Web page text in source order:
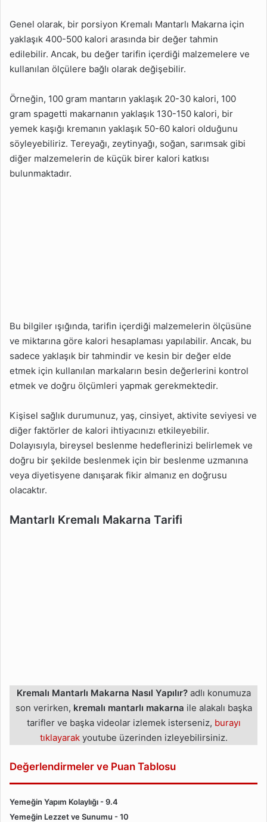
Genel olarak, bir porsiyon Kremalı Mantarlı Makarna için
yaklaşık 400-500 kalori arasında bir değer tahmin
edilebilir. Ancak, bu değer tarifin içerdiği malzemelere ve
kullanılan ölçülere bağlı olarak değişebilir.
Örneğin, 100 gram mantarın yaklaşık 20-30 kalori, 100
gram spagetti makarnanın yaklaşık 130-150 kalori, bir
yemek kaşığı kremanın yaklaşık 50-60 kalori olduğunu
söyleyebiliriz. Tereyağı, zeytinyağı, soğan, sarımsak gibi
diğer malzemelerin de küçük birer kalori katkısı
bulunmaktadır.
Bu bilgiler ışığında, tarifin içerdiği malzemelerin ölçüsüne
ve miktarına göre kalori hesaplaması yapılabilir. Ancak, bu
sadece yaklaşık bir tahmindir ve kesin bir değer elde
etmek için kullanılan markaların besin değerlerini kontrol
etmek ve doğru ölçümleri yapmak gerekmektedir.
Kişisel sağlık durumunuz, yaş, cinsiyet, aktivite seviyesi ve
diğer faktörler de kalori ihtiyacınızı etkileyebilir.
Dolayısıyla, bireysel beslenme hedeflerinizi belirlemek ve
doğru bir şekilde beslenmek için bir beslenme uzmanına
veya diyetisyene danışarak fikir almanız en doğrusu
olacaktır.
Mantarlı Kremalı Makarna Tarifi
Kremalı Mantarlı Makarna Nasıl Yapılır?adlı konumuza
son verirken, kremalı mantarlı makarna ile alakalı başka
tarifler ve başka videolar izlemek isterseniz, burayı
tıklayarakyoutube üzerinden izleyebilirsiniz.
Değerlendirmeler ve Puan Tablosu
Yemeğin Yapım Kolaylığı - 9.4
Yemeğin Lezzet ve Sunumu - 10